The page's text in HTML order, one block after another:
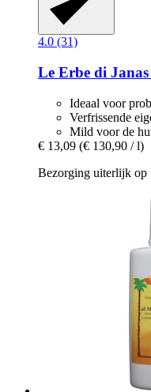
4.0 (31)
Le Erbe di Janas
Ideaal voor
Verfrissende
Mild voor de
€ 13,09 (€ 130,90 / l)
Bezorging uiterlijk op